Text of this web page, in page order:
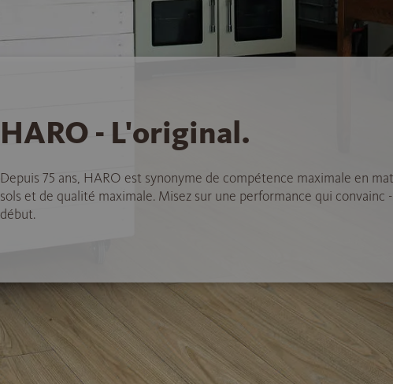
HARO - L'original.
Depuis 75 ans, HARO est synonyme de compétence maximale en
sols et de qualité maximale. Misez sur une performance qui convainc
début.